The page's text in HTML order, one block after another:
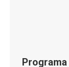
Programa